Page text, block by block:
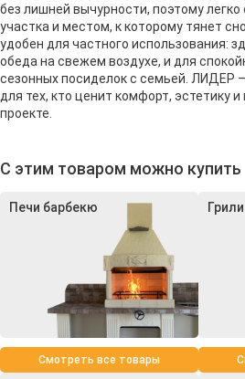
без лишней вычурности, поэтому
участка и местом, к которому тянет
удобен для частного использования:
обеда на свежем воздухе, и для
сезонных посиделок с семьей. ЛИДЕР
для тех, кто ценит комфорт, эстетику
проекте.
С этим товаром можно купить
Печи барбекю
Смотреть все товары
Грили